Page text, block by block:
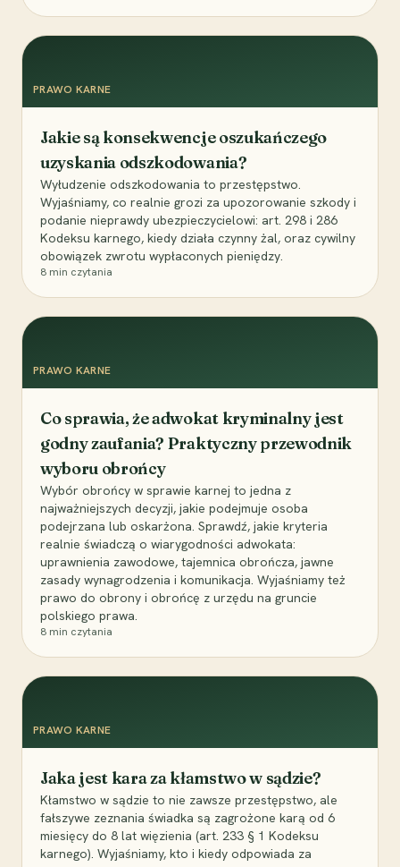
PRAWO KARNE
Jakie są konsekwencje oszukańczego
uzyskania odszkodowania?
Wyłudzenie odszkodowania to przestępstwo.
Wyjaśniamy, co realnie grozi za upozorowanie szkody i
podanie nieprawdy ubezpieczycielowi: art. 298 i 286
Kodeksu karnego, kiedy działa czynny żal, oraz cywilny
obowiązek zwrotu wypłaconych pieniędzy.
8 min czytania
PRAWO KARNE
Co sprawia, że adwokat kryminalny jest
godny zaufania? Praktyczny przewodnik
wyboru obrońcy
Wybór obrońcy w sprawie karnej to jedna z
najważniejszych decyzji, jakie podejmuje osoba
podejrzana lub oskarżona. Sprawdź, jakie kryteria
realnie świadczą o wiarygodności adwokata:
uprawnienia zawodowe, tajemnica obrończa, jawne
zasady wynagrodzenia i komunikacja. Wyjaśniamy też
prawo do obrony i obrońcę z urzędu na gruncie
polskiego prawa.
8 min czytania
PRAWO KARNE
Jaka jest kara za kłamstwo w sądzie?
Kłamstwo w sądzie to nie zawsze przestępstwo, ale
fałszywe zeznania świadka są zagrożone karą od 6
miesięcy do 8 lat więzienia (art. 233 § 1 Kodeksu
karnego). Wyjaśniamy, kto i kiedy odpowiada za